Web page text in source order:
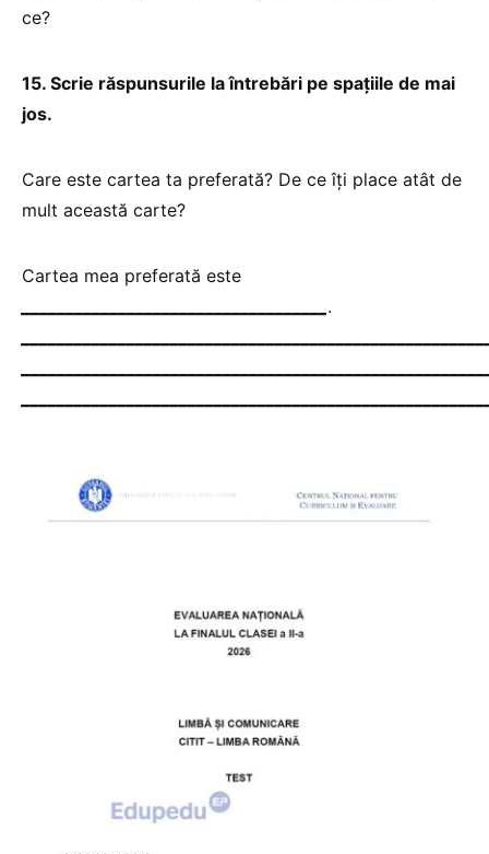
ce?
15. Scrie răspunsurile la întrebări pe spațiile de mai
jos.
Care este cartea ta preferată? De ce îți place atât de
mult această carte?
Cartea mea preferată este
.